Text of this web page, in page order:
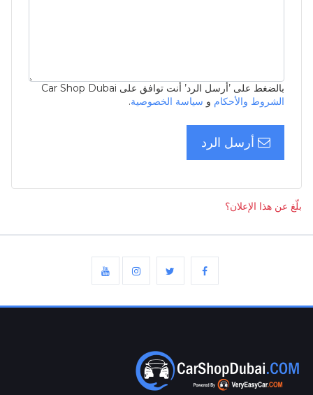
بالضغط على ’أرسل الرد’ أنت توافق على Car Shop Dubai
الشروط والأحكام و سياسة الخصوصية.
أرسل الرد
بلّغ عن هذا الإعلان؟